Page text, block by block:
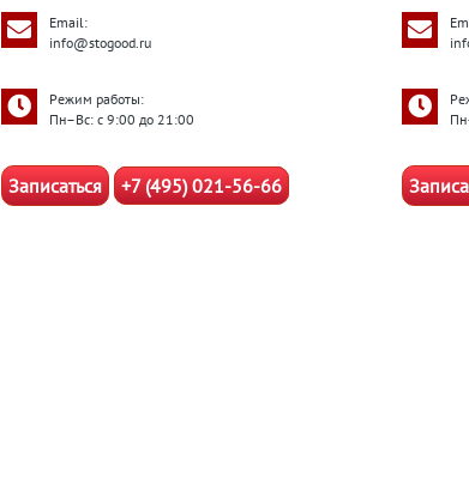
Email:
info@stogood.ru
Режим работы:
Пн–Вс: с 9:00 до 21:00
Записаться +7 (495) 021-56-66